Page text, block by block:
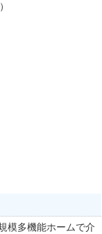
模多機能ホームで介